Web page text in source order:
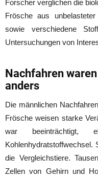
Forscher verglichen die
Frösche aus
sowie verschiedene
Untersuchungen von
Nachfahren
anders
Die männlichen
Frösche weisen starke
war
Kohlenhydratstoffwechsel.
die Vergleichstiere.
Zellen von Gehirn und